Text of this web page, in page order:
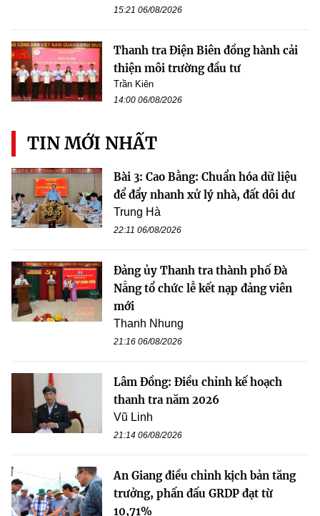
15:21 06/08/2026
Thanh tra Điện Biên đồng hành cải
thiện môi trường đầu tư
Trần Kiên
14:00 06/08/2026
TIN MỚI NHẤT
Bài 3: Cao Bằng: Chuẩn hóa dữ liệu
để đẩy nhanh xử lý nhà, đất dôi dư
Trung Hà
22:11 06/08/2026
Đảng ủy Thanh tra thành phố Đà
Nẵng tổ chức lễ kết nạp đảng viên
mới
Thanh Nhung
21:16 06/08/2026
Lâm Đồng: Điều chỉnh kế hoạch
thanh tra năm 2026
Vũ Linh
21:14 06/08/2026
An Giang điều chỉnh kịch bản tăng
trưởng, phấn đấu GRDP đạt từ
10,71%